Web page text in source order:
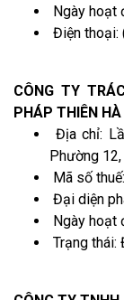
Ngày hoạt
Điện thoại:
CÔNG TY
PHÁP THIÊN HÀ
Địa chỉ:
Phường 12,
Mã số
Đại diện
Ngày hoạt
Trạng thái: